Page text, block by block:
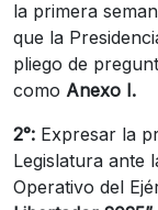
la primera
que la
pliego de
como Anexo I.
2°: Expresar la
Legislatura ante
Operativo del